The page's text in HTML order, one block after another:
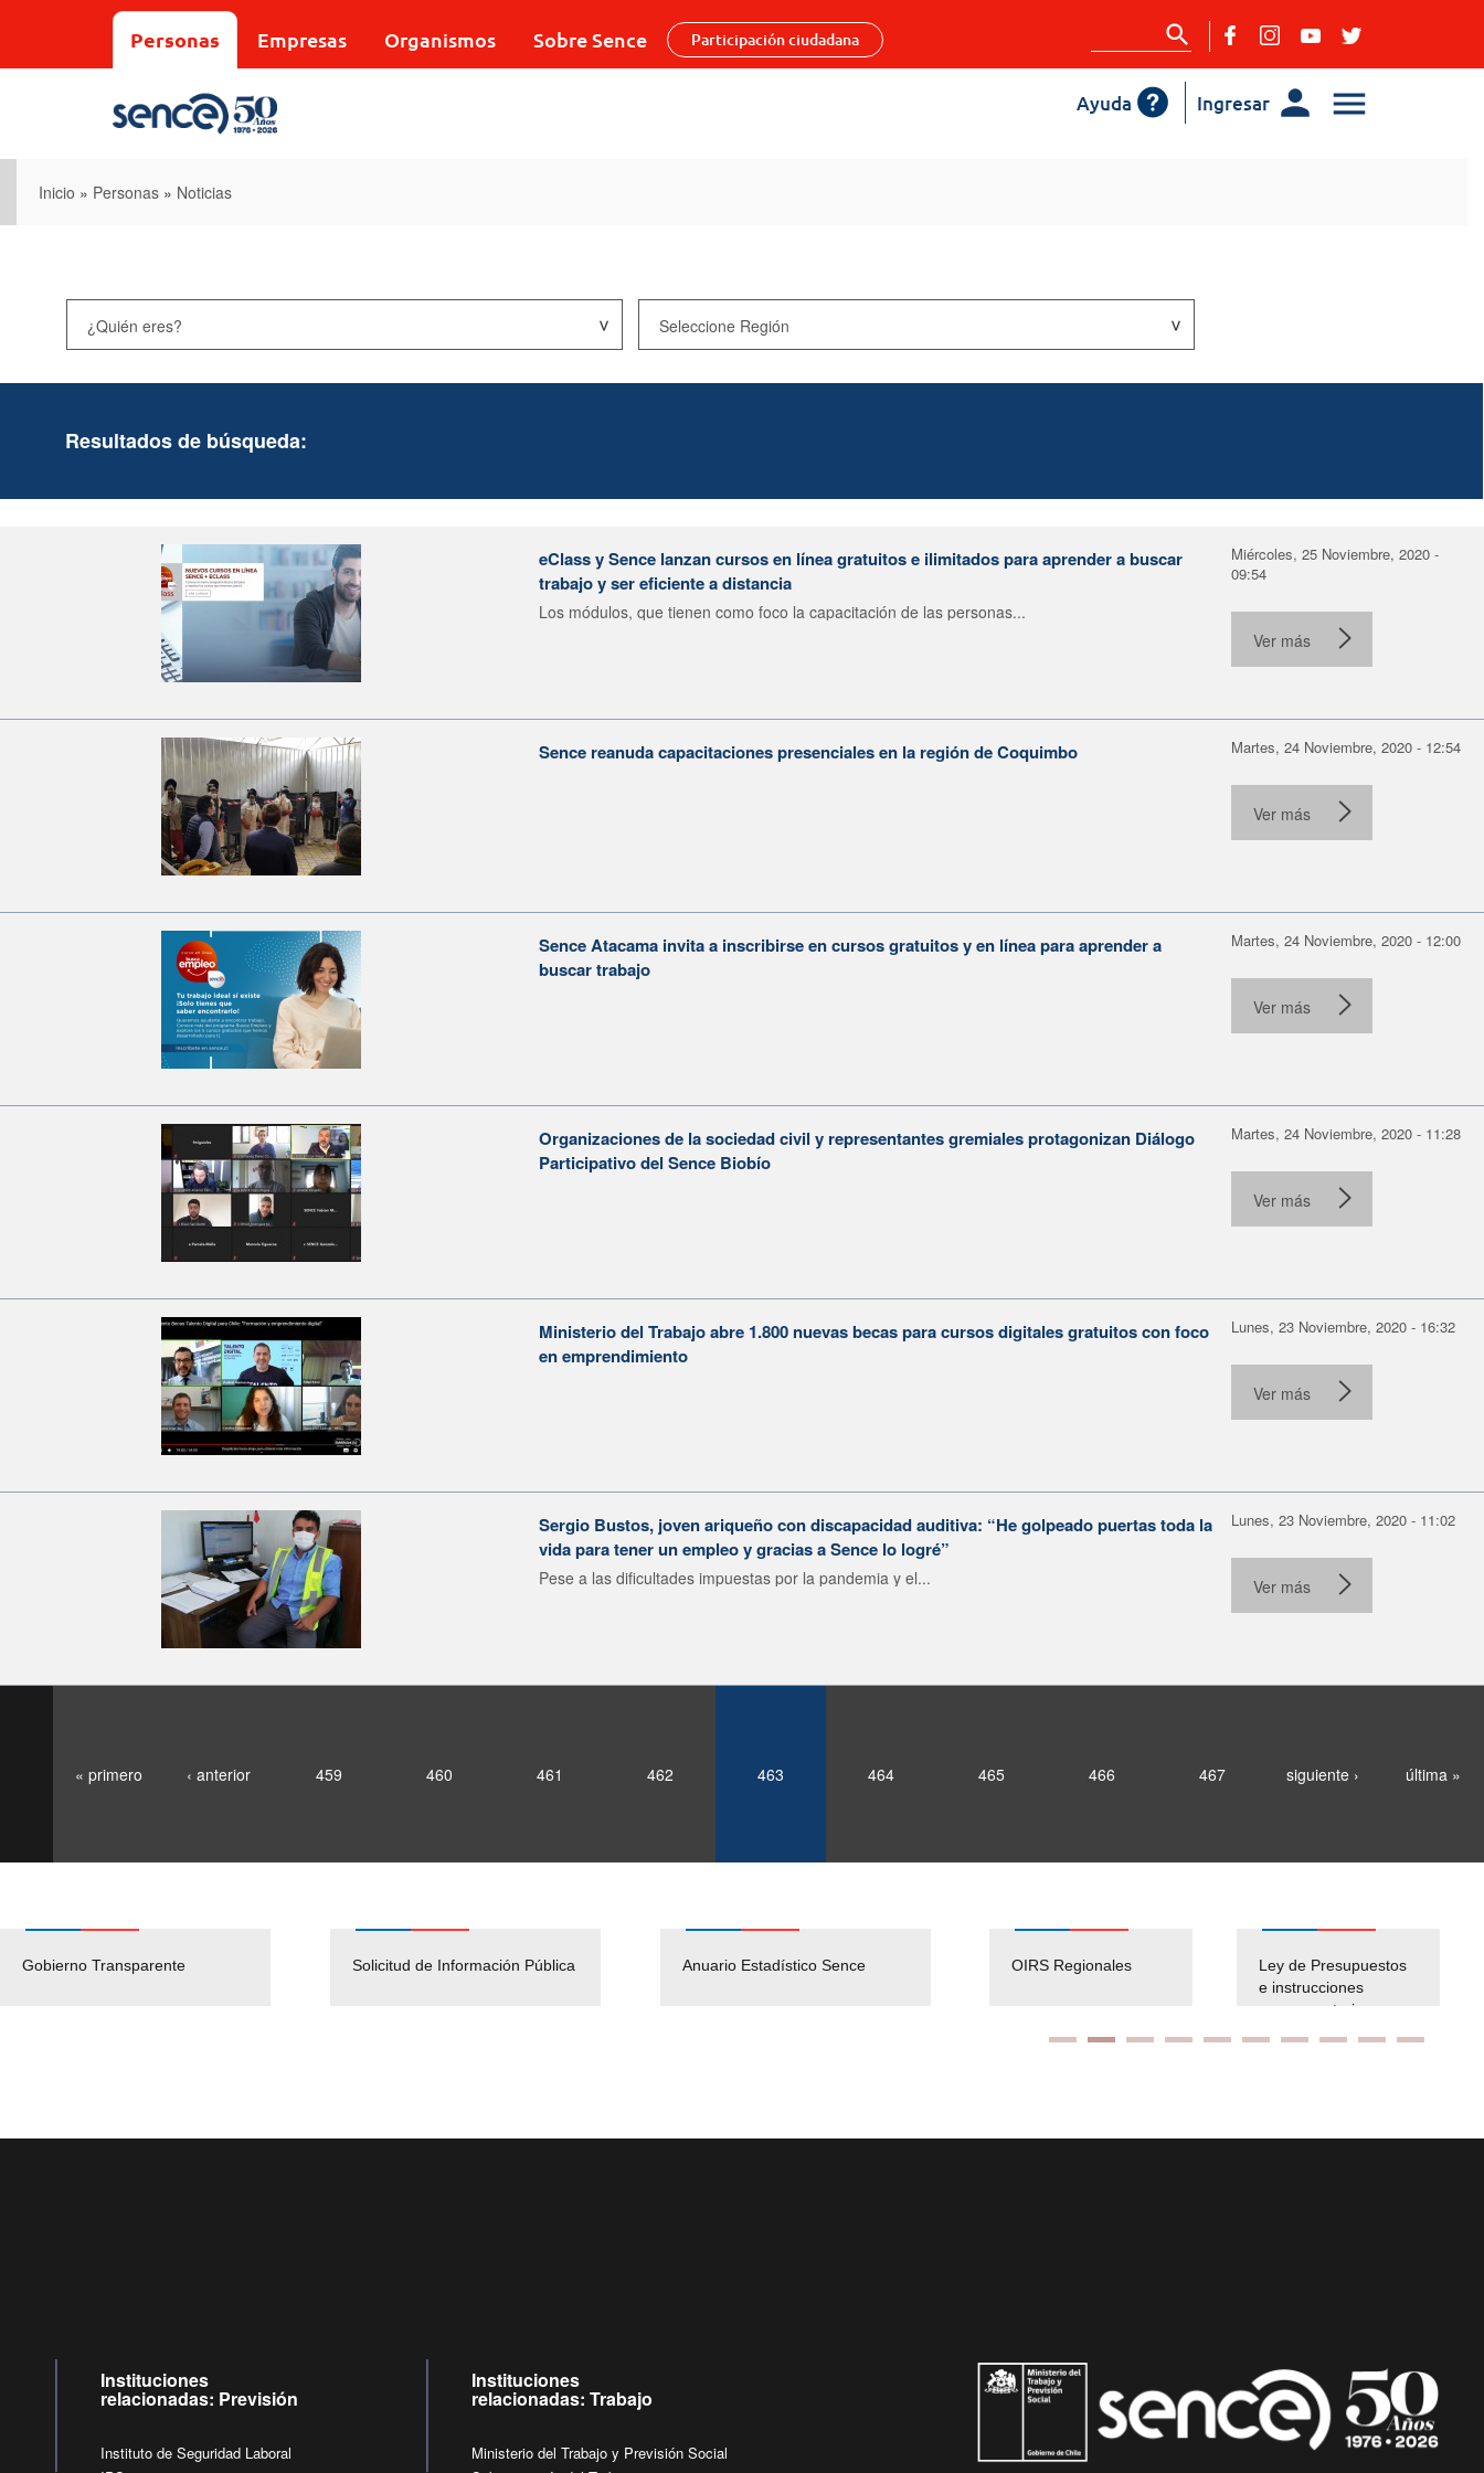
Personas Empresas Organismos Sobre Sence Participación ciudadana
Ingresar
Ayuda
Inicio » Personas » Noticias
Resultados de búsqueda:
eClass y Sence lanzan cursos en línea gratuitos e ilimitados para aprender a buscar
trabajo y ser eficiente a distancia
Los módulos, que tienen como foco la capacitación de las personas...
Miércoles, 25 Noviembre, 2020 -
09:54
Ver más
Sence reanuda capacitaciones presenciales en la región de Coquimbo Martes, 24 Noviembre, 2020 - 12:54
Ver más
Sence Atacama invita a inscribirse en cursos gratuitos y en línea para aprender a
buscar trabajo
Martes, 24 Noviembre, 2020 - 12:00
Ver más
Organizaciones de la sociedad civil y representantes gremiales protagonizan Diálogo
Participativo del Sence Biobío
Martes, 24 Noviembre, 2020 - 11:28
Ver más
Ministerio del Trabajo abre 1.800 nuevas becas para cursos digitales gratuitos con foco
en emprendimiento
Lunes, 23 Noviembre, 2020 - 16:32
Ver más
Sergio Bustos, joven ariqueño con discapacidad auditiva: “He golpeado puertas toda la
vida para tener un empleo y gracias a Sence lo logré”
Pese a las dificultades impuestas por la pandemia y el...
Lunes, 23 Noviembre, 2020 - 11:02
Ver más
« primero ‹ anterior 459 460 461 462 463 464 465 466 467 siguiente › última »
Gobierno Transparente Solicitud de Información Pública Anuario Estadístico Sence
Pago Proveedores
Empleos Públicos
Solicitud Audiencias y
OIRS Regionales
Ley de Presupuestos
e instrucciones
presuspuetarias
Instituciones
relacionadas: Previsión
Instituto de Seguridad Laboral
Instituciones
relacionadas: Trabajo
Ministerio del Trabajo y Previsión Social